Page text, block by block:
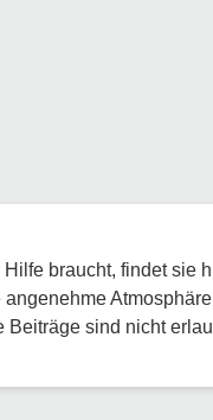
braucht, findet sie
Beiträge sind nicht